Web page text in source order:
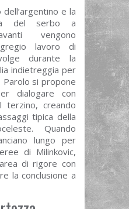
e la
del serbo a
vengono
lavoro di
durante la
indietreggia per
Parolo si propone
dialogare con
terzino, creando
tipica della
Quando
lungo per
di Milinkovic,
di rigore con
la conclusione a